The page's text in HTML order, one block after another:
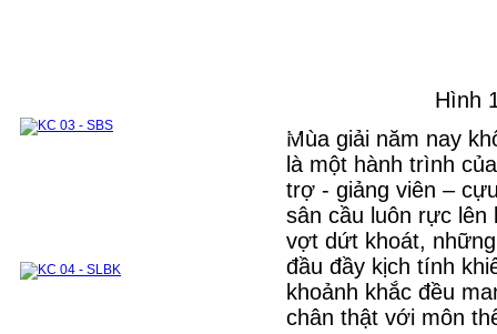
trợ doanh nghiệp
Hợp Tác Quốc Tế
Đối tác
Hình
Mùa giải năm nay
là một hành trình
trợ - giảng viên –
sân cầu luôn rực lên
vợt dứt khoát,
đầu đầy kịch tính
khoảnh khắc đều
chân thật với môn